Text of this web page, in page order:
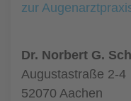
zur
Dr. Norbert G.
Augustastraße 2-4
52070 Aachen